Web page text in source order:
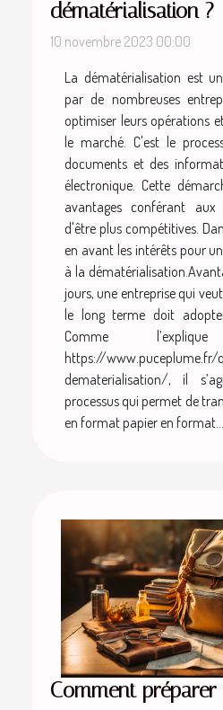
dématérialisation ?
10 novembre 2023 00:00
La dématérialisation est
par de nombreuses
optimiser leurs opérations
le marché. C'est le
documents et des
électronique. Cette
avantages conférant
d'être plus compétitives.
en avant les intérêts pour
à la
jours, une entreprise qui
le long terme doit
Comme
https://www.puceplume.fr/
dematerialisation/, il
processus qui permet de
en format papier en format...
Comment